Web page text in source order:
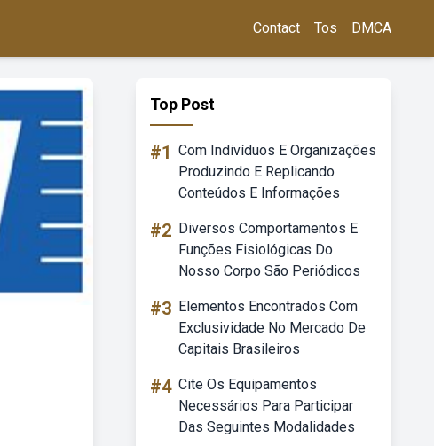
Contact Tos DMCA
Top Post
#1 Com Indivíduos E Organizações
Produzindo E Replicando
Conteúdos E Informações
#2 Diversos Comportamentos E
Funções Fisiológicas Do
Nosso Corpo São Periódicos
#3 Elementos Encontrados Com
Exclusividade No Mercado De
Capitais Brasileiros
#4 Cite Os Equipamentos
Necessários Para Participar
Das Seguintes Modalidades